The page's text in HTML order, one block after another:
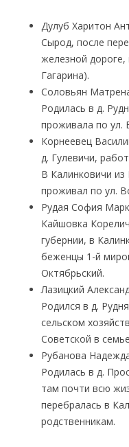
Дулуб Харитон
Сырод, после
железной дороге,
Гагарина).
Соловьян
Родилась в д.
проживала по ул.
Корнеевец
д. Гулевичи,
В Калинковичи из
проживал по ул.
Рудая София
Кайшовка
губернии, в
беженцы 1-й
Октябрьский.
Лазицкий
Родился в д.
сельском
Советской в
Рубанова
Родилась в д.
там почти всю
перебралась в
родственникам.